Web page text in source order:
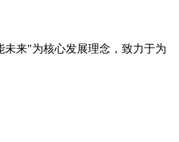
来"为核心发展理念，致力于为